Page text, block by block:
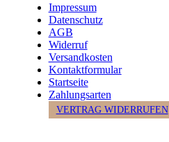
Impressum
Datenschutz
AGB
Widerruf
Versandkosten
Kontaktformular
Startseite
Zahlungsarten
VERTRAG WIDERRUFEN